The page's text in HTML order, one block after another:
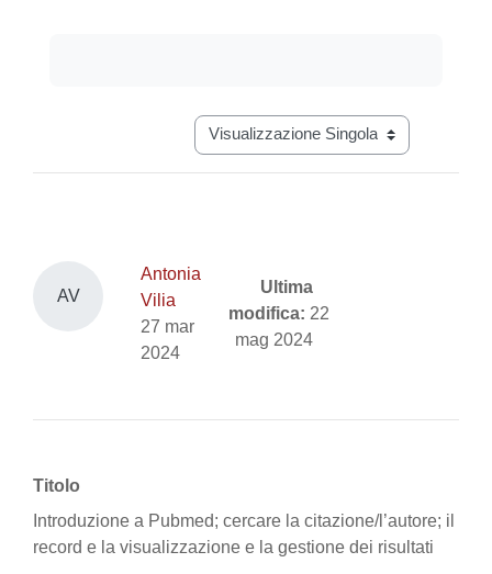
Navigazione terziaria modalità
AV
Antonia
Vilia
27 mar
2024
Ultima
modifica: 22
mag 2024
Titolo
Introduzione a Pubmed; cercare la citazione/l’autore; il
record e la visualizzazione e la gestione dei risultati